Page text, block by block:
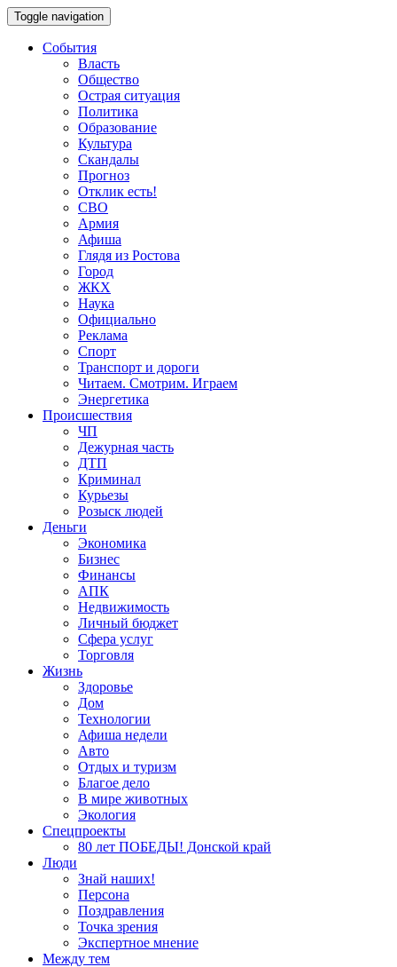
Toggle navigation
События
Власть
Общество
Острая ситуация
Политика
Образование
Культура
Скандалы
Прогноз
Отклик есть!
СВО
Армия
Афиша
Глядя из Ростова
Город
ЖКХ
Наука
Официально
Реклама
Спорт
Транспорт и дороги
Читаем. Смотрим. Играем
Энергетика
Происшествия
ЧП
Дежурная часть
ДТП
Криминал
Курьезы
Розыск людей
Деньги
Экономика
Бизнес
Финансы
АПК
Недвижимость
Личный бюджет
Сфера услуг
Торговля
Жизнь
Здоровье
Дом
Технологии
Афиша недели
Авто
Отдых и туризм
Благое дело
В мире животных
Экология
Спецпроекты
80 лет ПОБЕДЫ! Донской край
Люди
Знай наших!
Персона
Поздравления
Точка зрения
Экспертное мнение
Между тем